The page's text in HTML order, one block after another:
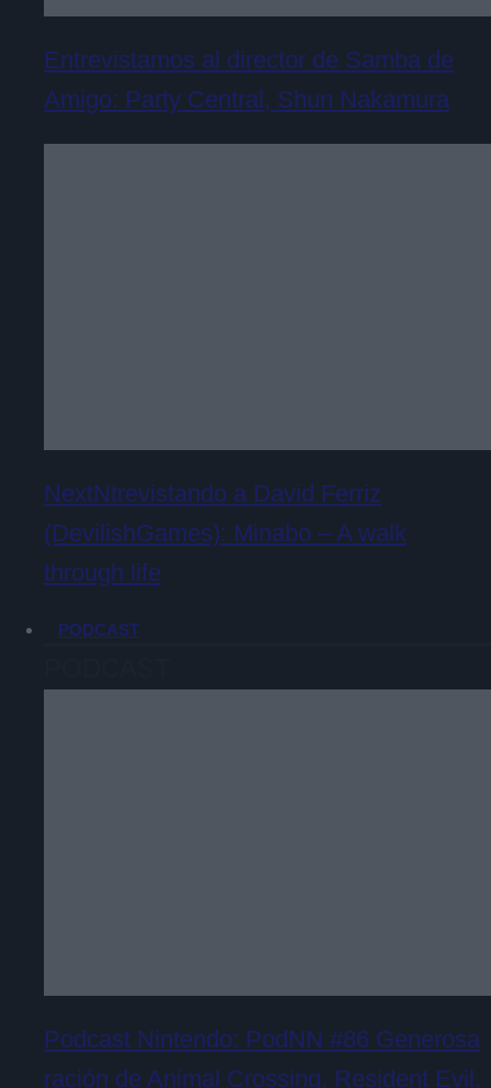
Entrevistamos al director de Samba de
Amigo: Party Central, Shun Nakamura
NextNtrevistando a David Ferriz
(DevilishGames): Minabo – A walk
through life
PODCAST
Podcast Nintendo: PodNN #86 Generosa
ración de Animal Crossing, Resident Evil,